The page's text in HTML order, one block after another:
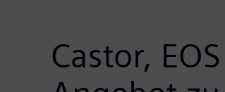
Castor,